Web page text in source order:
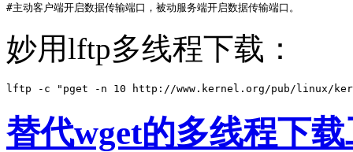
#主动客户端开启数据传输端口，被动服务端开启数据传输端口。
妙用lftp多线程下载：
lftp -c "pget -n 10 http://www.kernel.org/pub/linux/
替代wget的多线程下